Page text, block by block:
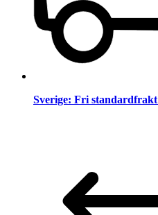
Sverige: Fri standardfrakt